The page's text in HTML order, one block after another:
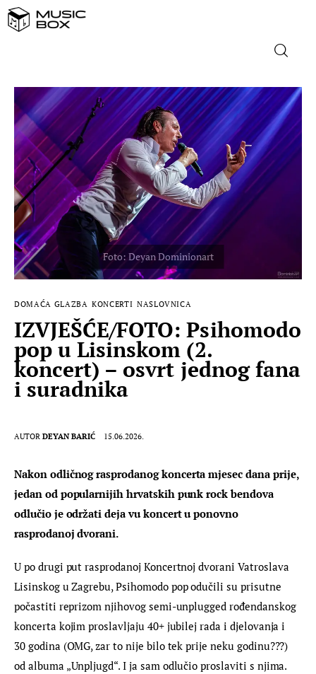
NASLOVNICA
DOMAĆA GLAZBA
STRANA GLAZBA
FILM
MUSIC BOX
DOMAĆA GLAZBA KONCERTI NASLOVNICA
IZVJEŠĆE/FOTO: Psihomodo
pop u Lisinskom (2.
koncert) – osvrt jednog fana
i suradnika
AUTOR DEYAN BARIĆ 15.06.2026.
Nakon odličnog rasprodanog koncerta mjesec dana prije,
jedan od popularnijih hrvatskih punk rock bendova
odlučio je održati deja vu koncert u ponovno
rasprodanoj dvorani.
U po drugi put rasprodanoj Koncertnoj dvorani Vatroslava
Lisinskog u Zagrebu, Psihomodo pop odučili su prisutne
počastiti reprizom njihovog semi-unplugged rođendanskog
koncerta kojim proslavljaju 40+ jubilej rada i djelovanja i
30 godina (OMG, zar to nije bilo tek prije neku godinu???)
od albuma „Unpljugd“. I ja sam odlučio proslaviti s njima.